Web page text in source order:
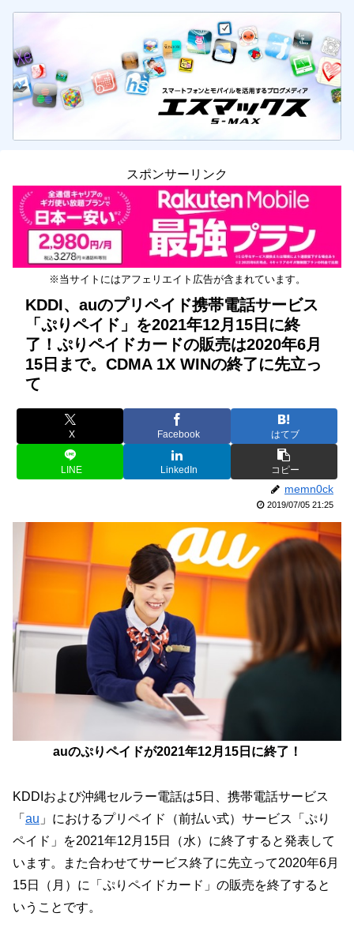
スポンサーリンク
※当サイトにはアフェリエイト広告が含まれています。
KDDI、auのプリペイド携帯電話サービス
「ぷりペイド」を2021年12月15日に終
了！ぷりペイドカードの販売は2020年6月
15日まで。CDMA 1X WINの終了に先立っ
て
X Facebook はてブ
LINE LinkedIn コピー
memn0ck
2019/07/05 21:25
auのぷりペイドが2021年12月15日に終了！
KDDIおよび沖縄セルラー電話は5日、携帯電話サービス
「 au 」におけるプリペイド（前払い式）サービス「ぷり
ペイド」を2021年12月15日（水）に終了すると発表して
います。また合わせてサービス終了に先立って2020年6月
15日（月）に「ぷりペイドカード」の販売を終了すると
いうことです。